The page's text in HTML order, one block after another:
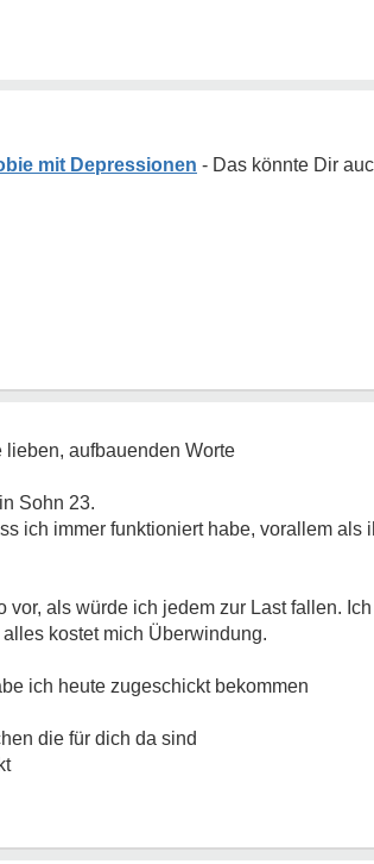
mit Depressionen
aufbauenden Worte
Sohn 23.
ich immer funktioniert habe, vorallem als
vor, als würde ich jedem zur Last fallen.
kostet mich Überwindung.
ich heute zugeschickt bekommen
die für dich da sind